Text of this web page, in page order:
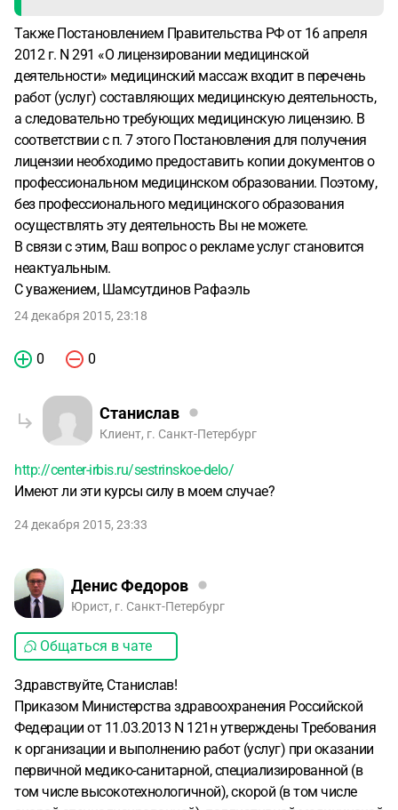
Также Постановлением Правительства РФ от 16 апреля
2012 г. N 291 «О лицензировании медицинской
деятельности» медицинский массаж входит в перечень
работ (услуг) составляющих медицинскую деятельность,
а следовательно требующих медицинскую лицензию. В
соответствии с п. 7 этого Постановления для получения
лицензии необходимо предоставить копии документов о
профессиональном медицинском образовании. Поэтому,
без профессионального медицинского образования
осуществлять эту деятельность Вы не можете.
В связи с этим, Ваш вопрос о рекламе услуг становится
неактуальным.
С уважением, Шамсутдинов Рафаэль
24 декабря 2015, 23:18
0 0
Станислав
Клиент, г. Санкт-Петербург
http://center-irbis.ru/sestrinskoe-delo/
Имеют ли эти курсы силу в моем случае?
24 декабря 2015, 23:33
Денис Федоров
Юрист, г. Санкт-Петербург
Общаться в чате
Здравствуйте, Станислав!
Приказом Министерства здравоохранения Российской
Федерации от 11.03.2013 N 121н утверждены Требования
к организации и выполнению работ (услуг) при оказании
первичной медико-санитарной, специализированной (в
том числе высокотехнологичной), скорой (в том числе